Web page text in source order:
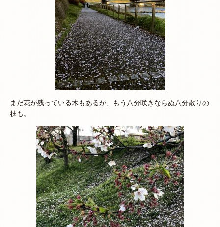
まだ花が残っている木もあるが、もう八分咲きならぬ八分散りの
枝も。